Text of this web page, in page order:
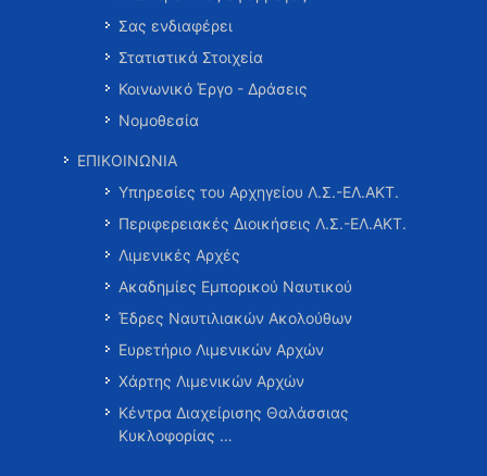
Σας ενδιαφέρει
Στατιστικά Στοιχεία
Κοινωνικό Έργο - Δράσεις
Νομοθεσία
ΕΠΙΚΟΙΝΩΝΙΑ
Υπηρεσίες του Αρχηγείου Λ.Σ.-ΕΛ.ΑΚΤ.
Περιφερειακές Διοικήσεις Λ.Σ.-ΕΛ.ΑΚΤ.
Λιμενικές Αρχές
Ακαδημίες Εμπορικού Ναυτικού
Έδρες Ναυτιλιακών Ακολούθων
Ευρετήριο Λιμενικών Αρχών
Χάρτης Λιμενικών Αρχών
Κέντρα Διαχείρισης Θαλάσσιας
Κυκλοφορίας …